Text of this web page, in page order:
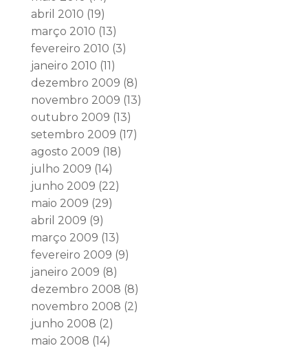
abril 2010 (19)
março 2010 (13)
fevereiro 2010 (3)
janeiro 2010 (11)
dezembro 2009 (8)
novembro 2009 (13)
outubro 2009 (13)
setembro 2009 (17)
agosto 2009 (18)
julho 2009 (14)
junho 2009 (22)
maio 2009 (29)
abril 2009 (9)
março 2009 (13)
fevereiro 2009 (9)
janeiro 2009 (8)
dezembro 2008 (8)
novembro 2008 (2)
junho 2008 (2)
maio 2008 (14)